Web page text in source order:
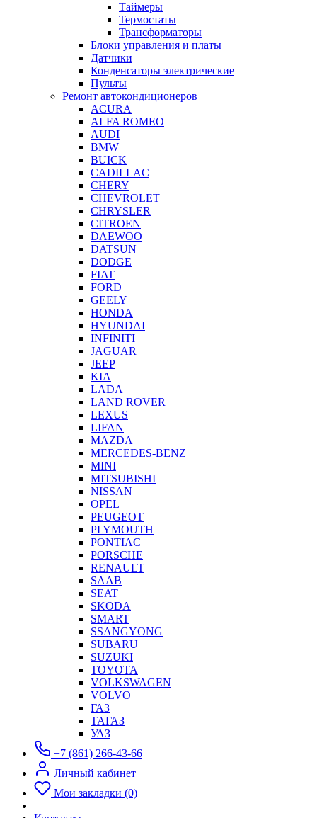
Таймеры
Термостаты
Трансформаторы
Блоки управления и платы
Датчики
Конденсаторы электрические
Пульты
Ремонт автокондиционеров
ACURA
ALFA ROMEO
AUDI
BMW
BUICK
CADILLAC
CHERY
CHEVROLET
CHRYSLER
CITROEN
DAEWOO
DATSUN
DODGE
FIAT
FORD
GEELY
HONDA
HYUNDAI
INFINITI
JAGUAR
JEEP
KIA
LADA
LAND ROVER
LEXUS
LIFAN
MAZDA
MERCEDES-BENZ
MINI
MITSUBISHI
NISSAN
OPEL
PEUGEOT
PLYMOUTH
PONTIAC
PORSCHE
RENAULT
SAAB
SEAT
SKODA
SMART
SSANGYONG
SUBARU
SUZUKI
TOYOTA
VOLKSWAGEN
VOLVO
ГАЗ
ТАГАЗ
УАЗ
+7 (861) 266-43-66
Личный кабинет
Мои закладки (0)